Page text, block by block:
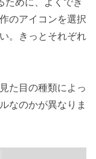
のアイコンを選択
。きっとそれぞれ
た目の種類によっ
なのかが異なりま